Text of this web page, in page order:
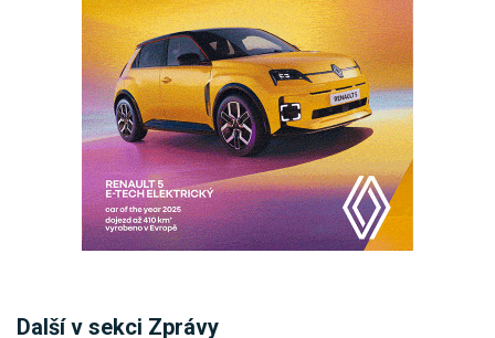
Další v sekci Zprávy